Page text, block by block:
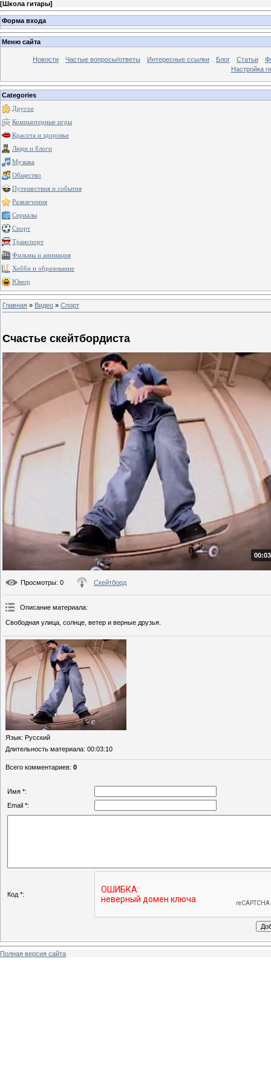
[Школа гитары]
Форма входа
Меню сайта
Новости Частые вопросы/ответы Интересные ссылки Блог Статьи
Настройка
Categories
Другое
Компьютерные игры
Красота и здоровье
Люди и блоги
Музыка
Общество
Путешествия и события
Развлечения
Сериалы
Спорт
Транспорт
Фильмы и анимация
Хобби и образование
Юмор
Главная » Видео » Спорт
Счастье скейтбордиста
Просмотры: 0 Скейтборд
Описание материала:
Свободная улица, солнце, ветер и верные друзья.
Язык: Русский
Длительность материала: 00:03:10
Всего комментариев: 0
Имя *:
Email *:
Код *:
Полная версия сайта